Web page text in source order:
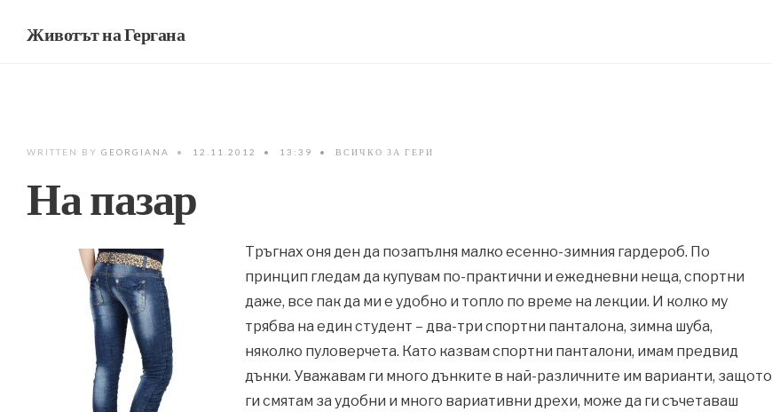
Животът на Гергана
WRITTEN BY GEORGIANA • 12.11.2012 • 13:39 • ВСИЧКО ЗА ГЕРИ
На пазар
Тръгнах оня ден да позапълня малко есенно-зимния гардероб. По
принцип гледам да купувам по-практични и ежедневни неща, спортни
даже, все пак да ми е удобно и топло по време на лекции. И колко му
трябва на един студент – два-три спортни панталона, зимна шуба,
няколко пуловерчета. Като казвам спортни панталони, имам предвид
дънки. Уважавам ги много дънките в най-различните им варианти, защото
ги смятам за удобни и много вариативни дрехи, може да ги съчетаваш